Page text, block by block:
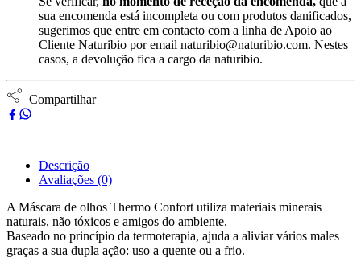
sua encomenda está incompleta ou com produtos danificados,
sugerimos que entre em contacto com a linha de Apoio ao
Cliente Naturibio por email naturibio@naturibio.com. Nestes
casos, a devolução fica a cargo da naturibio.
Compartilhar
Descrição
Avaliações (0)
A Máscara de olhos Thermo Confort utiliza materiais minerais
naturais, não tóxicos e amigos do ambiente.
Baseado no princípio da termoterapia, ajuda a aliviar vários males
graças a sua dupla ação: uso a quente ou a frio.